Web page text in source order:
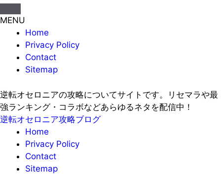
MENU
Home
Privacy Policy
Contact
Sitemap
逆転オセロニアの攻略についてサイトです。リセマラや最
強ランキング・コラボなどあらゆるネタを配信中！
逆転オセロニア攻略ブログ
Home
Privacy Policy
Contact
Sitemap